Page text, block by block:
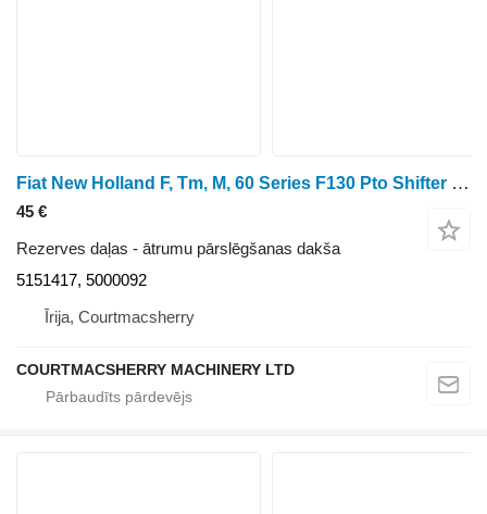
Fiat New Holland F, Tm, M, 60 Series F130 Pto Shifter Fork 5151417, 5 5151417, 5000092 ātrumu pārslēgšanas dakša paredzēts riteņtraktora
45 €
Rezerves daļas - ātrumu pārslēgšanas dakša
5151417, 5000092
Īrija, Courtmacsherry
COURTMACSHERRY MACHINERY LTD